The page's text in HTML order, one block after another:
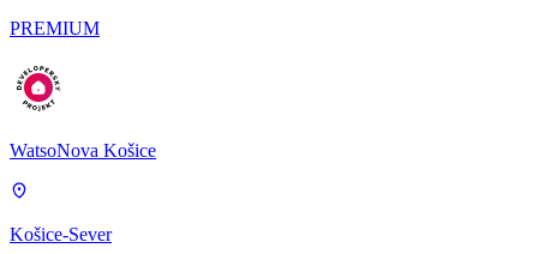
PREMIUM
WatsoNova Košice
Košice-Sever